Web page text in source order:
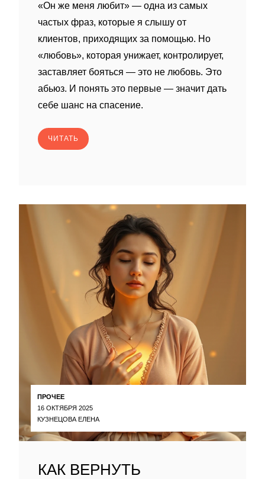
«Он же меня любит» — одна из самых
частых фраз, которые я слышу от
клиентов, приходящих за помощью. Но
«любовь», которая унижает, контролирует,
заставляет бояться — это не любовь. Это
абьюз. И понять это первые — значит дать
себе шанс на спасение.
ЧИТАТЬ
ПРОЧЕЕ
16 ОКТЯБРЯ 2025
КУЗНЕЦОВА ЕЛЕНА
КАК ВЕРНУТЬ